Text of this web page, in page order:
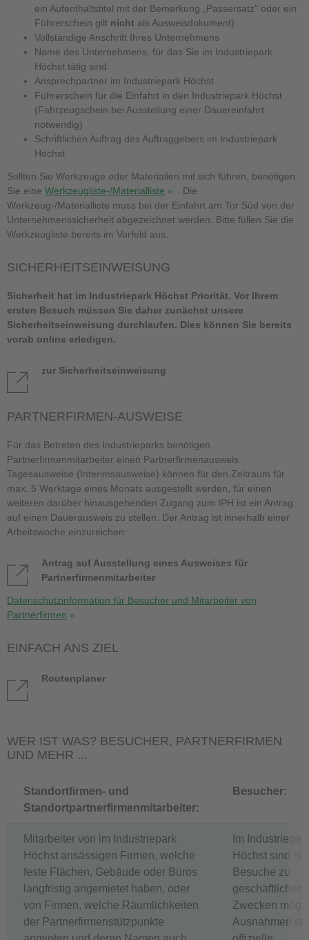
ein Aufenthaltstitel mit der Bemerkung „Passersatz“ oder ein
Führerschein gilt nicht als Ausweisdokument)
Vollständige Anschrift Ihres Unternehmens
Name des Unternehmens, für das Sie im Industriepark
Höchst tätig sind
Ansprechpartner im Industriepark Höchst
Führerschein für die Einfahrt in den Industriepark Höchst
(Fahrzeugschein bei Ausstellung einer Dauereinfahrt
notwendig)
Schriftlichen Auftrag des Auftraggebers im Industriepark
Höchst
Sollten Sie Werkzeuge oder Materialien mit sich führen, benötigen
Sie eine Werkzeugliste-/Materialliste
. Die
Werkzeug-/Materialliste muss bei der Einfahrt am Tor Süd von der
Unternehmenssicherheit abgezeichnet werden. Bitte füllen Sie die
Werkzeugliste bereits im Vorfeld aus.
SICHERHEITSEINWEISUNG
Sicherheit hat im Industriepark Höchst Priorität. Vor Ihrem
ersten Besuch müssen Sie daher zunächst unsere
Sicherheitseinweisung durchlaufen. Dies können Sie bereits
vorab online erledigen.
zur Sicherheitseinweisung
PARTNERFIRMEN-AUSWEISE
Für das Betreten des Industrieparks benötigen
Partnerfirmenmitarbeiter einen Partnerfirmenausweis.
Tagesausweise (Interimsausweise) können für den Zeitraum für
max. 5 Werktage eines Monats ausgestellt werden, für einen
weiteren darüber hinausgehenden Zugang zum IPH ist ein Antrag
auf einen Dauerausweis zu stellen. Der Antrag ist innerhalb einer
Arbeitswoche einzureichen:
Antrag auf Ausstellung eines Ausweises für
Partnerfirmenmitarbeiter
Datenschutzinformation für Besucher und Mitarbeiter von
Partnerfirmen
EINFACH ANS ZIEL
Routenplaner
WER IST WAS? BESUCHER, PARTNERFIRMEN
UND MEHR ...
Standortfirmen- und
Standortpartnerfirmenmitarbeiter:
Besucher:
Mitarbeiter von im Industriepark
Höchst ansässigen Firmen, welche
feste Flächen, Gebäude oder Büros
langfristig angemietet haben, oder
von Firmen, welche Räumlichkeiten
der Partnerfirmenstützpunkte
Im
Höchst sind nur
Besuche zu
geschäftlichen
Zwecken
Ausnahmen